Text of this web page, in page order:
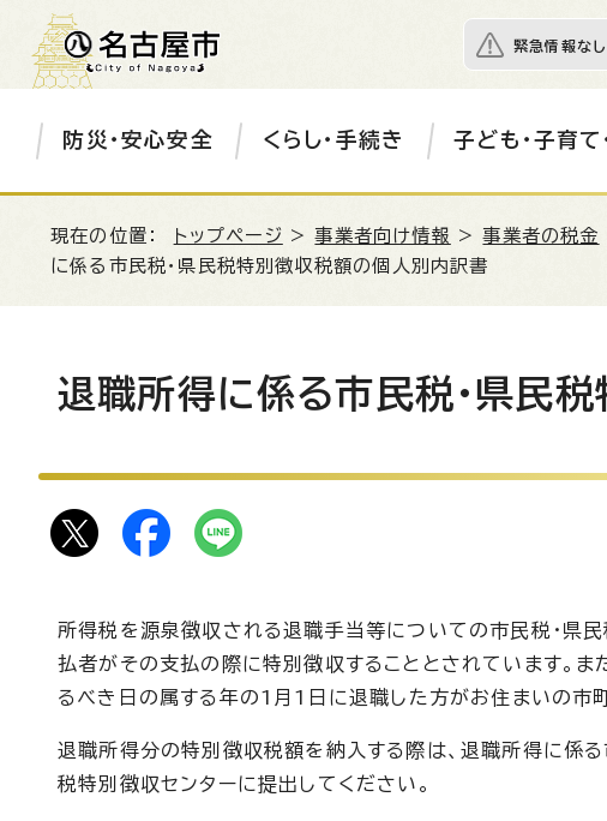
緊急情報なし
防災・安心安全 くらし・手続き 子ども・子育て
現在の位置： トップページ >事業者向け情報 >事業者の税金
に係る市民税・県民税特別徴収税額の個人別内訳書
退職所得に係る市民税・県民
所得税を源泉徴収される退職手当等についての市民税・県
払者がその支払の際に特別徴収することとされています。
るべき日の属する年の1月1日に退職した方がお住まいの市
退職所得分の特別徴収税額を納入する際は、退職所得に係
税特別徴収センターに提出してください。